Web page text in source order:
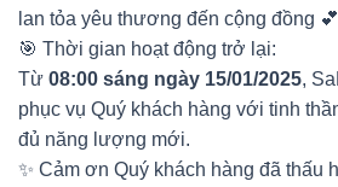
lan tỏa yêu thương đến cộng đồng 💕
🎯 Thời gian hoạt động trở lại:
Từ 08:00 sáng ngày 15/01/2025,
phục vụ Quý khách hàng với tinh
đủ năng lượng mới.
✨ Cảm ơn Quý khách hàng đã thấu